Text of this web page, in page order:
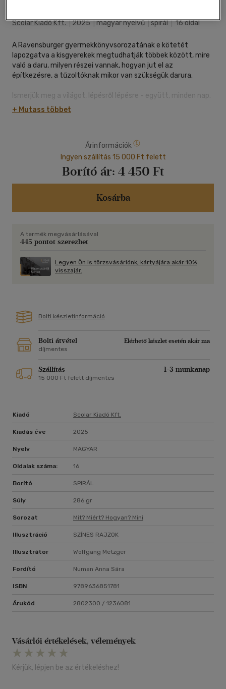
Scolar Kiadó Kft.|2025|magyar nyelvű|spirál|16 oldal
A Ravensburger gyermekkönyvsorozatának e kötetét
lapozgatva a kisgyerekek megtudhatják többek között, mire
való a daru, milyen részei vannak, hogyan jut el az
építkezésre, a tűzoltóknak mikor van szükségük darura.
Ismerjük meg a világot, lépésről lépésre - együtt, minden nap.
A Mit? Miért? Hogyan? Mini sorozat a legkisebbekkel ismerteti
meg környezetünk titkait. Kötetei egyszerű és szemléletes
magyarázatok a könyv minden oldalát élvezetessé teszik. A
praktikus és "strapabíró" könyvet kétéves kortól ajánljuk.
+ Mutass többet
Árinformációk
Ingyen szállítás 15 000 Ft felett
Borító ár: 4 450 Ft
Kosárba
A termék megvásárlásával
445 pontot szerezhet
Legyen Ön is törzsvásárlónk, kártyájára akár 10%
visszajár.
Bolti készletinformáció
Bolti átvétel
Elérhető készlet esetén akár ma
díjmentes
Szállítás 1-3 munkanap
15 000 Ft felett díjmentes
Kiadó Scolar Kiadó Kft.
Kiadás éve 2025
Nyelv MAGYAR
Oldalak száma: 16
Borító SPIRÁL
Súly 286 gr
Sorozat Mit? Miért? Hogyan? Mini
Illusztráció SZÍNES RAJZOK
Illusztrátor Wolfgang Metzger
Fordító Numan Anna Sára
ISBN 9789636851781
Árukód 2802300 / 1236081
Vásárlói értékelések, vélemények
Kérjük, lépjen be az értékeléshez!